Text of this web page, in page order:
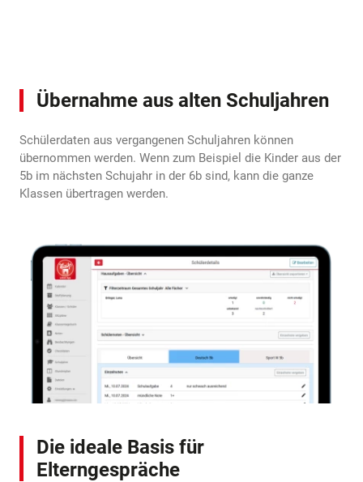
Übernahme aus alten Schuljahren
Schülerdaten aus vergangenen Schuljahren können
übernommen werden. Wenn zum Beispiel die Kinder aus der
5b im nächsten Schujahr in der 6b sind, kann die ganze
Klassen übertragen werden.
Die ideale Basis für
Elterngespräche